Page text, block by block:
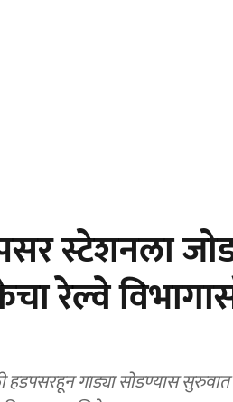
स्टेशनला
रेल्वे
गाड्या सोडण्यास